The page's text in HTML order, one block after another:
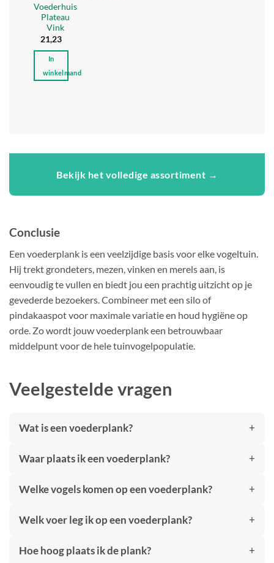
gekozen
worden
op
de
productpagina
Voederhuis
Plateau
Vink
21,23
In
winkelmand
Bekijk het volledige assortiment →
Conclusie
Een voederplank is een veelzijdige basis voor elke vogeltuin.
Hij trekt grondeters, mezen, vinken en merels aan, is
eenvoudig te vullen en biedt jou een prachtig uitzicht op je
gevederde bezoekers. Combineer met een silo of
pindakaaspot voor maximale variatie en houd hygiëne op
orde. Zo wordt jouw voederplank een betrouwbaar
middelpunt voor de hele tuinvogelpopulatie.
Veelgestelde vragen
Wat is een voederplank?
Waar plaats ik een voederplank?
Welke vogels komen op een voederplank?
Welk voer leg ik op een voederplank?
Hoe hoog plaats ik de plank?